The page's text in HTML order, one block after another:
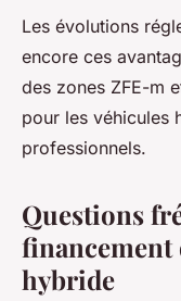
Les évolutions
encore ces
des zones ZFE-m
pour les véhicules
professionnels.
Questions
financement
hybride